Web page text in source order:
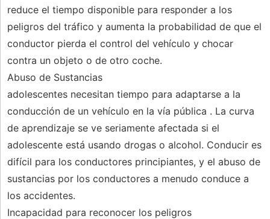
reduce el tiempo disponible para responder a los
peligros del tráfico y aumenta la probabilidad de que el
conductor pierda el control del vehículo y chocar
contra un objeto o de otro coche.
Abuso de Sustancias
adolescentes necesitan tiempo para adaptarse a la
conducción de un vehículo en la vía pública . La curva
de aprendizaje se ve seriamente afectada si el
adolescente está usando drogas o alcohol. Conducir es
difícil para los conductores principiantes, y el abuso de
sustancias por los conductores a menudo conduce a
los accidentes.
Incapacidad para reconocer los peligros